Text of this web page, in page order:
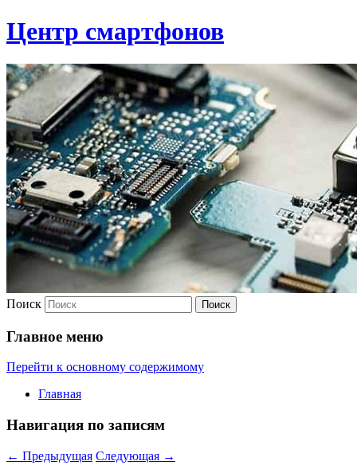
Центр смартфонов
Поиск
Главное меню
Перейти к основному содержимому
Главная
Навигация по записям
← Предыдущая Следующая →